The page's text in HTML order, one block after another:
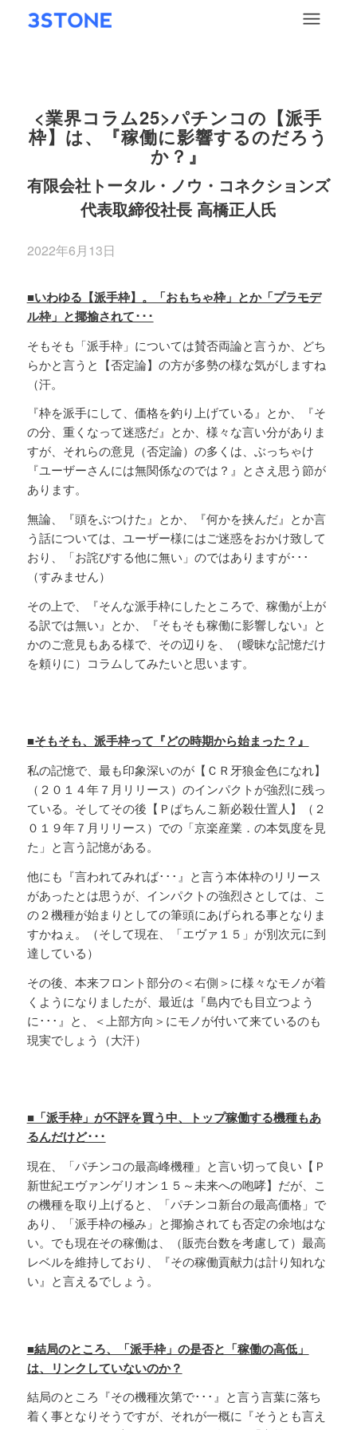
<業界コラム25>パチンコの【派手
枠】は、『稼働に影響するのだろう
か？』
有限会社トータル・ノウ・コネクションズ
代表取締役社長 高橋正人氏
2022年6月13日
■いわゆる【派手枠】。「おもちゃ枠」とか「プラモデ
ル枠」と揶揄されて･･･
そもそも「派手枠」については賛否両論と言うか、どち
らかと言うと【否定論】の方が多勢の様な気がしますね
（汗。
『枠を派手にして、価格を釣り上げている』とか、『そ
の分、重くなって迷惑だ』とか、様々な言い分がありま
すが、それらの意見（否定論）の多くは、ぶっちゃけ
『ユーザーさんには無関係なのでは？』とさえ思う節が
あります。
無論、『頭をぶつけた』とか、『何かを挟んだ』とか言
う話については、ユーザー様にはご迷惑をおかけ致して
おり、「お詫びする他に無い」のではありますが･･･
（すみません）
その上で、『そんな派手枠にしたところで、稼働が上が
る訳では無い』とか、『そもそも稼働に影響しない』と
かのご意見もある様で、その辺りを、（曖昧な記憶だけ
を頼りに）コラムしてみたいと思います。
■そもそも、派手枠って『どの時期から始まった？』
私の記憶で、最も印象深いのが【ＣＲ牙狼金色になれ】
（２０１４年７月リリース）のインパクトが強烈に残っ
ている。そしてその後【Ｐぱちんこ新必殺仕置人】（２
０１９年７月リリース）での「京楽産業．の本気度を見
た」と言う記憶がある。
他にも『言われてみれば･･･』と言う本体枠のリリース
があったとは思うが、インパクトの強烈さとしては、こ
の２機種が始まりとしての筆頭にあげられる事となりま
すかねぇ。（そして現在、「エヴァ１５」が別次元に到
達している）
その後、本来フロント部分の＜右側＞に様々なモノが着
くようになりましたが、最近は『島内でも目立つよう
に･･･』と、＜上部方向＞にモノが付いて来ているのも
現実でしょう（大汗）
■「派手枠」が不評を買う中、トップ稼働する機種もあ
るんだけど･･･
現在、「パチンコの最高峰機種」と言い切って良い【Ｐ
新世紀エヴァンゲリオン１５～未来への咆哮】だが、こ
の機種を取り上げると、「パチンコ新台の最高価格」で
あり、「派手枠の極み」と揶揄されても否定の余地はな
い。でも現在その稼働は、（販売台数を考慮して）最高
レベルを維持しており、『その稼働貢献力は計り知れな
い』と言えるでしょう。
■結局のところ、「派手枠」の是否と「稼働の高低」
は、リンクしていないのか？
結局のところ『その機種次第で･･･』と言う言葉に落ち
着く事となりそうですが、それが一概に『そうとも言え